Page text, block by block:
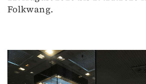
Folkwang.